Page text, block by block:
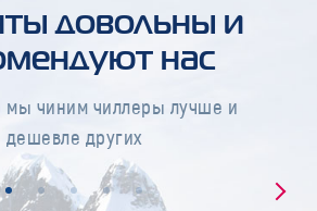
довольны и
нас
мы чиним чиллеры лучше и
дешевле других